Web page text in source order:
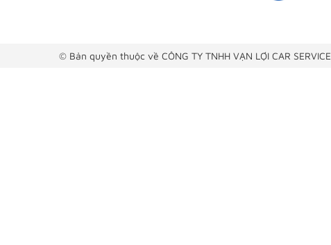
© Bản quyền thuộc về CÔNG TY TNHH VẠN LỢI CAR SERVICE